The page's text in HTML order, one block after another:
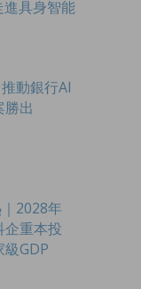
具身智能
動銀行AI
勝出
2028年
企重本投
級GDP